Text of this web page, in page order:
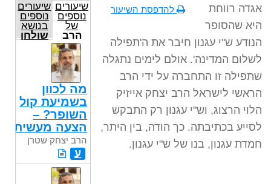
להדפסת השיעור
אגדה רווחת
היא שהסופר
הנודע ש"י עגנון חיבר את ה'תפילה
לשלום המדינה'. אולם לימים נתגלה
שתפילה זו התחברה על ידי הרב
הראשי לישראל הרב יצחק אייזיק
הלוי הרצוג, וש"י עגנון רק התבקש
לסייע בכתיבתה. כך הודה, בין היתר,
חמדת עגנון, בנו של ש"י עגנון.
שיעורים
נוספים
של
הרב
יצחק
שטרן
שיעורים
נוספים
בנושא
שולחן
מה לכוון
בשמיעת קול
השופר? –
הצעה מעשית
הרב יצחק שטרן
ע